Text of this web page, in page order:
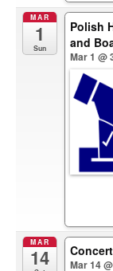
MAR
1
Sun
Polish
and
Mar 1 @
MAR
14 Mar 14